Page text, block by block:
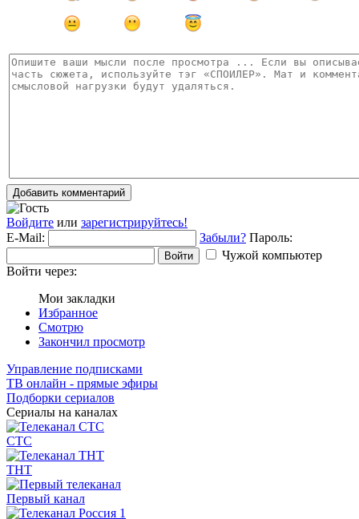
Добавить комментарий
Войдите или зарегистрируйтесь!
E-Mail:
Забыли? Пароль:
Войти
Чужой компьютер
Войти через:
Мои закладки
Избранное
Смотрю
Закончил просмотр
Управление подписками
ТВ онлайн - прямые эфиры
Подборки сериалов
Сериалы на каналах
СТС
ТНТ
Первый канал